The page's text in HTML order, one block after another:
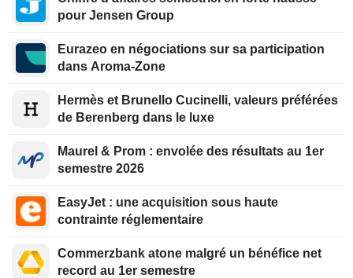
pour Jensen Group
Eurazeo en négociations sur sa participation
dans Aroma-Zone
Hermès et Brunello Cucinelli, valeurs préférées
de Berenberg dans le luxe
Maurel & Prom : envolée des résultats au 1er
semestre 2026
EasyJet : une acquisition sous haute
contrainte réglementaire
Commerzbank atone malgré un bénéfice net
record au 1er semestre